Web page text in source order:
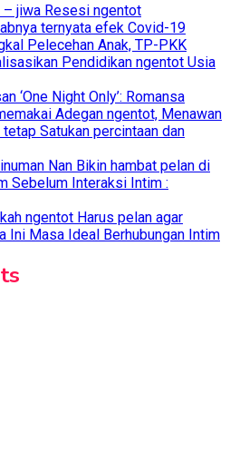
jiwa Resesi ngentot
ternyata efek Covid-19
Pelecehan Anak, TP-PKK
Pendidikan ngentot Usia
‘One Night Only’: Romansa
Adegan ngentot, Menawan
Satukan percintaan dan
Nan Bikin hambat pelan di
Sebelum Interaksi Intim :
ngentot Harus pelan agar
Ini Masa Ideal Berhubungan Intim